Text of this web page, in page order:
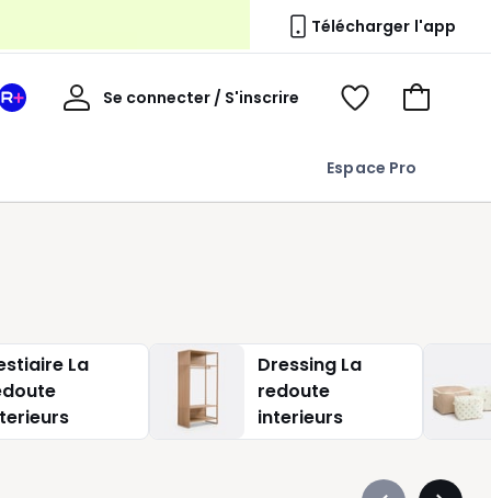
Télécharger l'app
Espace Pro
Mon
Se connecter / S'inscrire
Mon
Voir
Voir
La
Dressing La
redoute
interieurs